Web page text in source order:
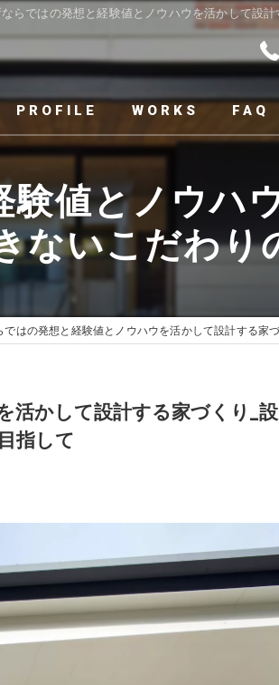
らではの発想と経験値とノウハウを活かして設
PROFILE WORKS FAQ
値とノウハ
ないこだわり
ではの発想と経験値とノウハウを活かして設計する家
活かして設計する家づくり_設
指して